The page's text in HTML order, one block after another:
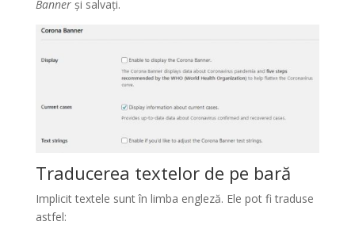
Bannerși salvați.
Traducerea textelor de pe bară
Implicit textele sunt în limba engleză. Ele pot fi traduse
astfel: